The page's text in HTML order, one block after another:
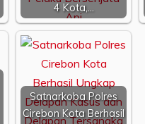
4 Kota,…
Satnarkoba Polres
Cirebon Kota Berhasil